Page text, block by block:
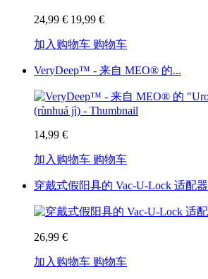
24,99 € 19,99 €
加入购物车 购物车
VeryDeep™ - 来自 MEO® 的...
14,99 €
加入购物车 购物车
穿戴式假阳具的 Vac-U-Lock 适配器
26,99 €
加入购物车 购物车